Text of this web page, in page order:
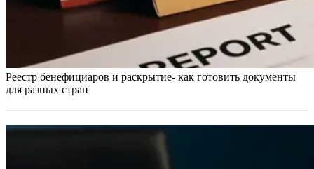
Реестр бенефициаров и раскрытие- как готовить документы
для разных стран